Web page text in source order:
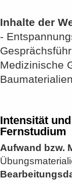
Inhalte der
-
Medizinische
Intensität
Fernstudium
Aufwand bzw.